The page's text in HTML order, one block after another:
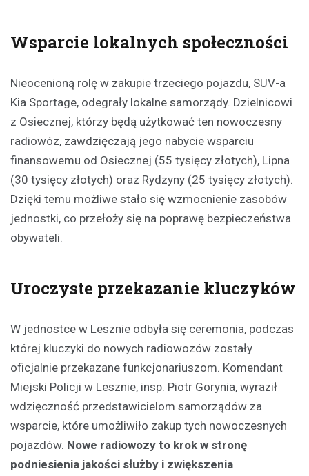
Wsparcie lokalnych społeczności
Nieocenioną rolę w zakupie trzeciego pojazdu, SUV-a
Kia Sportage, odegrały lokalne samorządy. Dzielnicowi
z Osiecznej, którzy będą użytkować ten nowoczesny
radiowóz, zawdzięczają jego nabycie wsparciu
finansowemu od Osiecznej (55 tysięcy złotych), Lipna
(30 tysięcy złotych) oraz Rydzyny (25 tysięcy złotych).
Dzięki temu możliwe stało się wzmocnienie zasobów
jednostki, co przełoży się na poprawę bezpieczeństwa
obywateli.
Uroczyste przekazanie kluczyków
W jednostce w Lesznie odbyła się ceremonia, podczas
której kluczyki do nowych radiowozów zostały
oficjalnie przekazane funkcjonariuszom. Komendant
Miejski Policji w Lesznie, insp. Piotr Gorynia, wyraził
wdzięczność przedstawicielom samorządów za
wsparcie, które umożliwiło zakup tych nowoczesnych
pojazdów. Nowe radiowozy to krok w stronę
podniesienia jakości służby i zwiększenia